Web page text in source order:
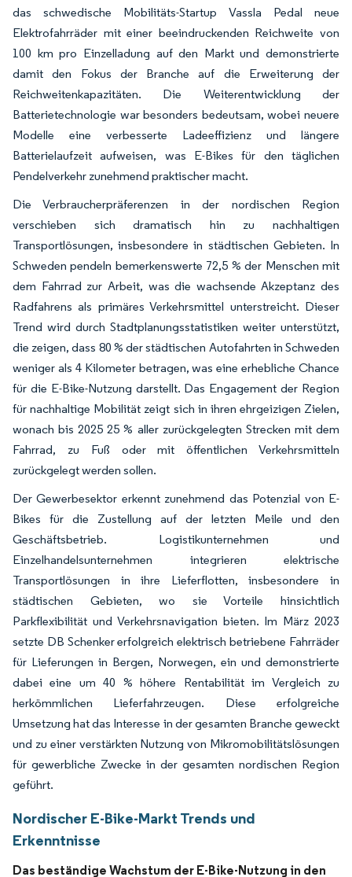
das schwedische Mobilitäts-Startup Vassla Pedal neue
Elektrofahrräder mit einer beeindruckenden Reichweite von
100 km pro Einzelladung auf den Markt und demonstrierte
damit den Fokus der Branche auf die Erweiterung der
Reichweitenkapazitäten. Die Weiterentwicklung der
Batterietechnologie war besonders bedeutsam, wobei neuere
Modelle eine verbesserte Ladeeffizienz und längere
Batterielaufzeit aufweisen, was E-Bikes für den täglichen
Pendelverkehr zunehmend praktischer macht.
Die Verbraucherpräferenzen in der nordischen Region
verschieben sich dramatisch hin zu nachhaltigen
Transportlösungen, insbesondere in städtischen Gebieten. In
Schweden pendeln bemerkenswerte 72,5 % der Menschen mit
dem Fahrrad zur Arbeit, was die wachsende Akzeptanz des
Radfahrens als primäres Verkehrsmittel unterstreicht. Dieser
Trend wird durch Stadtplanungsstatistiken weiter unterstützt,
die zeigen, dass 80 % der städtischen Autofahrten in Schweden
weniger als 4 Kilometer betragen, was eine erhebliche Chance
für die E-Bike-Nutzung darstellt. Das Engagement der Region
für nachhaltige Mobilität zeigt sich in ihren ehrgeizigen Zielen,
wonach bis 2025 25 % aller zurückgelegten Strecken mit dem
Fahrrad, zu Fuß oder mit öffentlichen Verkehrsmitteln
zurückgelegt werden sollen.
Der Gewerbesektor erkennt zunehmend das Potenzial von E-
Bikes für die Zustellung auf der letzten Meile und den
Geschäftsbetrieb. Logistikunternehmen und
Einzelhandelsunternehmen integrieren elektrische
Transportlösungen in ihre Lieferflotten, insbesondere in
städtischen Gebieten, wo sie Vorteile hinsichtlich
Parkflexibilität und Verkehrsnavigation bieten. Im März 2023
setzte DB Schenker erfolgreich elektrisch betriebene Fahrräder
für Lieferungen in Bergen, Norwegen, ein und demonstrierte
dabei eine um 40 % höhere Rentabilität im Vergleich zu
herkömmlichen Lieferfahrzeugen. Diese erfolgreiche
Umsetzung hat das Interesse in der gesamten Branche geweckt
und zu einer verstärkten Nutzung von Mikromobilitätslösungen
für gewerbliche Zwecke in der gesamten nordischen Region
geführt.
Nordischer E-Bike-Markt Trends und
Erkenntnisse
Das beständige Wachstum der E-Bike-Nutzung in den